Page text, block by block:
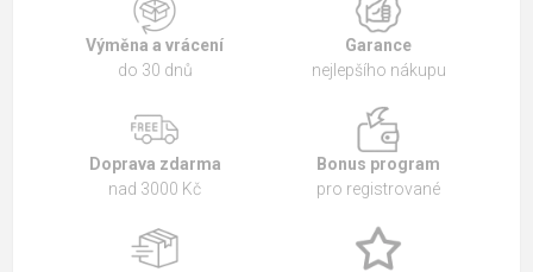
Výměna a vrácení
do 30 dnů
Garance
nejlepšího nákupu
Doprava zdarma
nad 3000 Kč
Bonus program
pro registrované